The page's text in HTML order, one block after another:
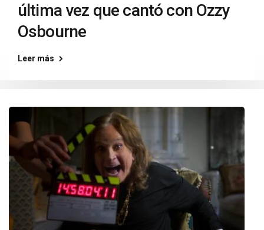
última vez que cantó con Ozzy
Osbourne
Leer más